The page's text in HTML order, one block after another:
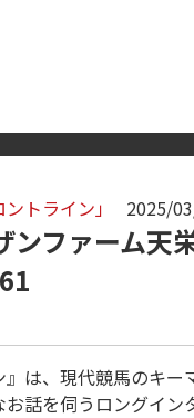
トライン」 2025/
ンファーム天
は、現代競馬のキ
話を伺うロングイン